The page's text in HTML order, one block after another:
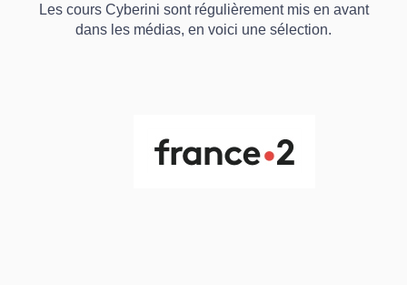
Les cours Cyberini sont régulièrement mis en avant
dans les médias, en voici une sélection.